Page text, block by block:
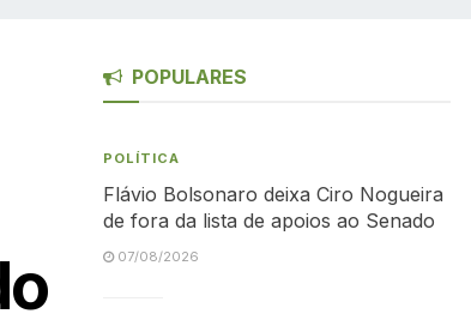
POPULARES
POLÍTICA
Flávio Bolsonaro deixa Ciro Nogueira
de fora da lista de apoios ao Senado
07/08/2026